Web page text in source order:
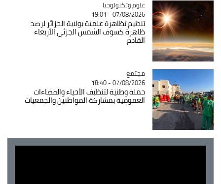
Catégorie
علوم وتكنولوجيا
07/08/2026 - 19:01
تنظيم تظاهرة علمية بولاية الجزائر لرصد
ظاهرة كسوف الشمس الجزئي الأربعاء
القادم
Catégorie
مجتمع
07/08/2026 - 18:40
حملة وطنية لتنظيف الأحياء والفضاءات
العمومية بمشاركة المواطنين والجمعيات